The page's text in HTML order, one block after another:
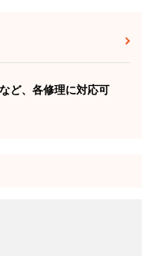
ど、各修理に対応可